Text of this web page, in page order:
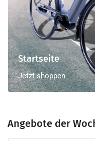
Startseite
Jetzt shoppen
Angebote der